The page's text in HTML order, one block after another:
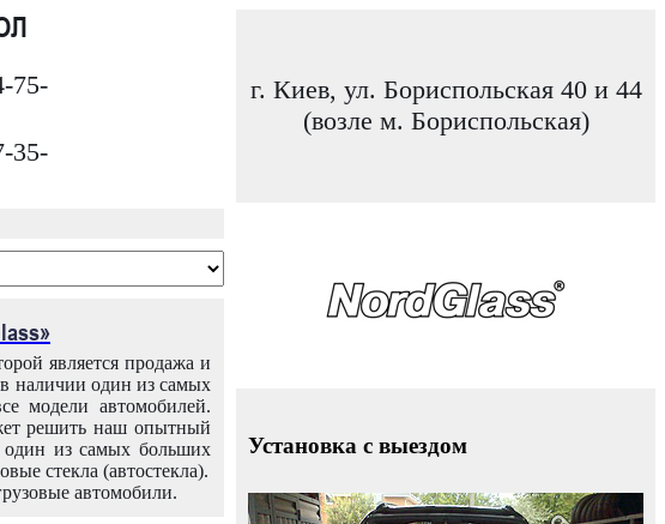
75-
35-
г. Киев, ул. Бориспольская 40 и 44
(возле м. Бориспольская)
является продажа и
в наличии один из самых
модели автомобилей.
решить наш опытный
один из самых больших
стекла (автостекла).
автомобили.
Установка с выездом